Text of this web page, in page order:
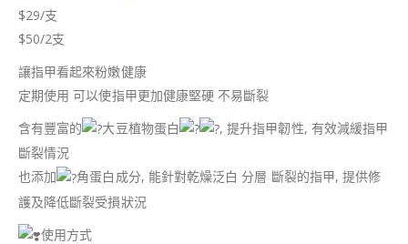
$29/支
$50/2支
讓指甲看起來粉嫩健康
定期使用 可以使指甲更加健康堅硬 不易斷裂
含有豐富的
大豆植物蛋白
, 提升指甲韌性, 有效減緩指甲
斷裂情況
也添加
角蛋白成分, 能針對乾燥泛白 分層 斷裂的指甲, 提供修
護及降低斷裂受損狀況
使用方式